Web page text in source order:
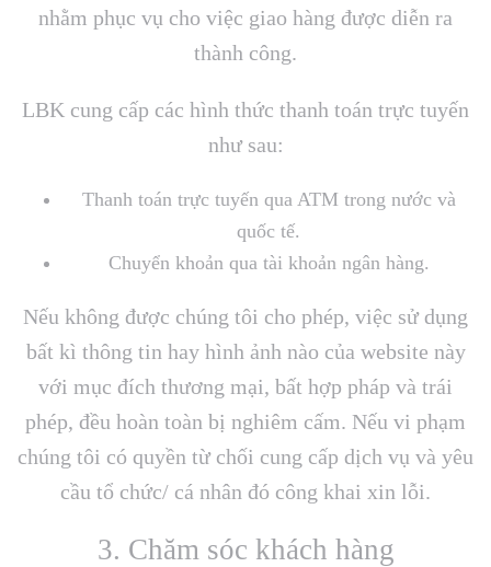
nhằm phục vụ cho việc giao hàng được diễn ra
thành công.
LBK cung cấp các hình thức thanh toán trực tuyến
như sau:
Thanh toán trực tuyến qua ATM trong nước và
quốc tế.
Chuyển khoản qua tài khoản ngân hàng.
Nếu không được chúng tôi cho phép, việc sử dụng
bất kì thông tin hay hình ảnh nào của website này
với mục đích thương mại, bất hợp pháp và trái
phép, đều hoàn toàn bị nghiêm cấm. Nếu vi phạm
chúng tôi có quyền từ chối cung cấp dịch vụ và yêu
cầu tổ chức/ cá nhân đó công khai xin lỗi.
3. Chăm sóc khách hàng